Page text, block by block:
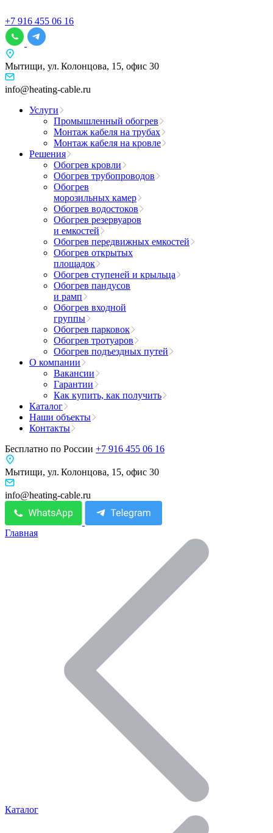
+7 916 455 06 16
Мытищи, ул. Колонцова, 15, офис 30
info@heating-cable.ru
Услуги
Промышленный обогрев
Монтаж кабеля на трубах
Монтаж кабеля на кровле
Решения
Обогрев кровли
Обогрев трубопроводов
Обогрев
морозильных камер
Обогрев водостоков
Обогрев резервуаров
и емкостей
Обогрев передвижных емкостей
Обогрев открытых
площадок
Обогрев ступеней и крыльца
Обогрев пандусов
и рамп
Обогрев входной
группы
Обогрев парковок
Обогрев тротуаров
Обогрев подъездных путей
О компании
Вакансии
Гарантии
Как купить, как получить
Каталог
Наши объекты
Контакты
Бесплатно по России +7 916 455 06 16
Мытищи, ул. Колонцова, 15, офис 30
info@heating-cable.ru
Главная
Каталог